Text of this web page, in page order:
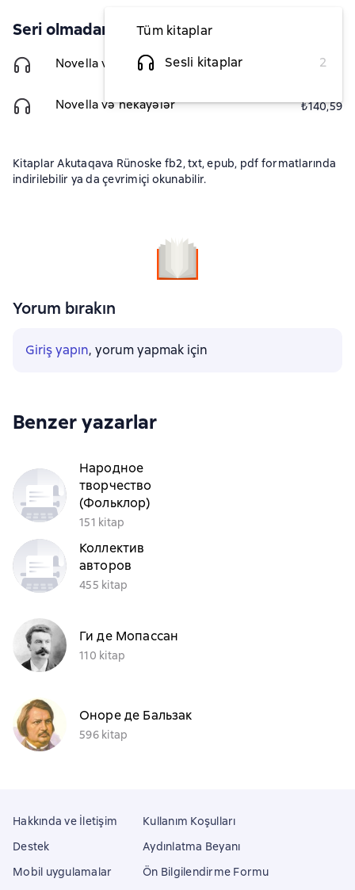
Tüm kitaplar
Sesli kitaplar
2
Seri olmadan
Novella və hekayələr ₺140,59
Novella və hekayələr ₺140,59
Kitaplar Akutaqava Rünoske fb2, txt, epub, pdf formatlarında
indirilebilir ya da çevrimiçi okunabilir.
Yorum bırakın
Giriş yapın, yorum yapmak için
Benzer yazarlar
Народное
творчество
(Фольклор)
151 kitap
Коллектив
авторов
455 kitap
Ги де Мопассан
110 kitap
Оноре де Бальзак
596 kitap
Hakkında ve İletişim
Destek
Mobil uygulamalar
Kullanım Koşulları
Aydınlatma Beyanı
Ön Bilgilendirme Formu